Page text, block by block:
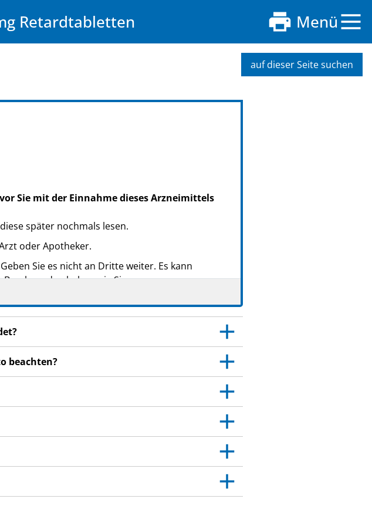
Retardtabletten Menü
auf dieser Seite suchen
Sie mit der Einnahme dieses Arzneimittels
später nochmals lesen.
oder Apotheker.
Sie es nicht an Dritte weiter. Es kann
haben wie Sie.
sind. Siehe Abschnitt 4.
beachten?